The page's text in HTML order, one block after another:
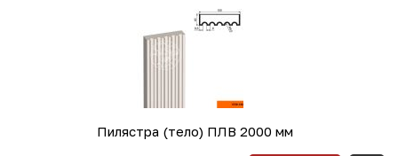
Пилястра (тело) ПЛВ 2000 мм